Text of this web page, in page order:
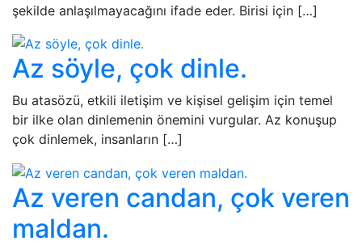
şekilde anlaşılmayacağını ifade eder. Birisi için […]
Az söyle, çok dinle.
Bu atasözü, etkili iletişim ve kişisel gelişim için temel
bir ilke olan dinlemenin önemini vurgular. Az konuşup
çok dinlemek, insanların […]
Az veren candan, çok veren
maldan.